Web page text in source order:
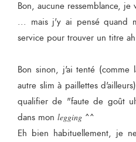
Bon, aucune ressemblance, je
... mais j'y ai pensé quand
service pour trouver un titre
Bon sinon, j'ai tenté (comme
autre slim à paillettes
qualifier de "faute de goût
dans mon legging ^^
Eh bien habituellement, je